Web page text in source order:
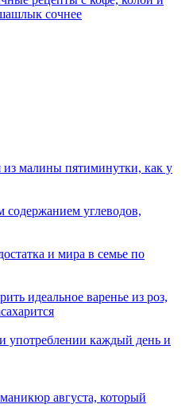
сочнее
из малины пятиминутки, как у
углеводов,
и мира в семье по
идеальное варенье из роз,
употреблении каждый день и
августа, который